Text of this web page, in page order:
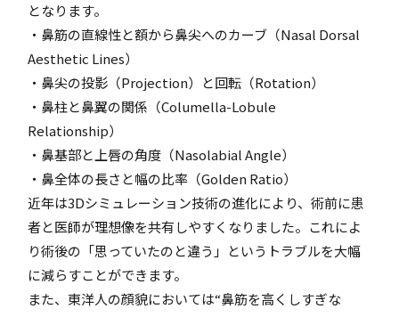
となります。
・鼻筋の直線性と額から鼻尖へのカーブ（Nasal Dorsal
Aesthetic Lines）
・鼻尖の投影（Projection）と回転（Rotation）
・鼻柱と鼻翼の関係（Columella-Lobule
Relationship）
・鼻基部と上唇の角度（Nasolabial Angle）
・鼻全体の長さと幅の比率（Golden Ratio）
近年は3Dシミュレーション技術の進化により、術前に患
者と医師が理想像を共有しやすくなりました。これによ
り術後の「思っていたのと違う」というトラブルを大幅
に減らすことができます。
また、東洋人の顔貌においては“鼻筋を高くしすぎな